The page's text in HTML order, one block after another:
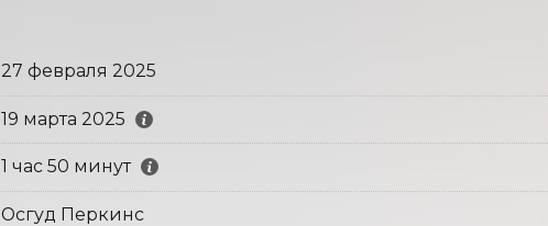
27 февраля 2025
19 марта 2025
1 час 50 минут
Осгуд Перкинс